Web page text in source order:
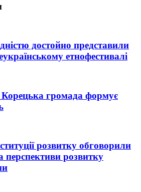
достойно представили
етнофестивалі
Корецька громада формує
розвитку обговорили
перспективи розвитку